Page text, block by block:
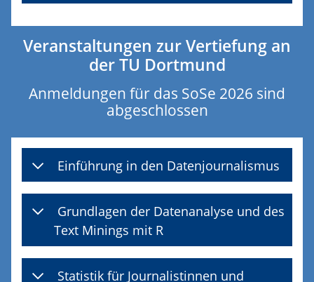
Veranstaltungen zur Vertiefung an
der TU Dortmund
Anmeldungen für das SoSe 2026 sind
abgeschlossen
Einführung in den Datenjournalismus
Grundlagen der Datenanalyse und des
Text Minings mit R
Statistik für Journalistinnen und